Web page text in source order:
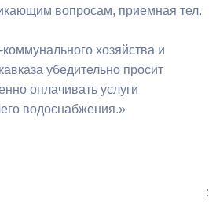
вопросам, приемная тел.
хозяйства и
убедительно просит
оплачивать услуги
водоснабжения.»
: